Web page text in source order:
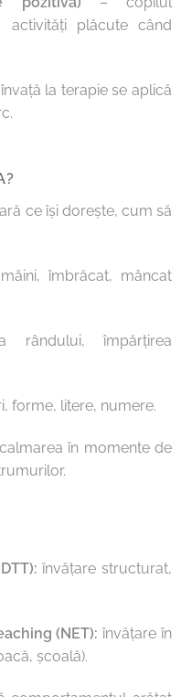
activități plăcute când
la terapie se aplică
ce își dorește, cum să
îmbrăcat, mâncat
rândului, împărțirea
forme, litere, numere.
calmarea în momente de
învățare structurat,
(NET): învățare în
școală).